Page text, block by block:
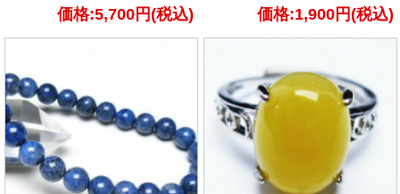
価格:5,700円(税込) 価格:1,900円(税込)